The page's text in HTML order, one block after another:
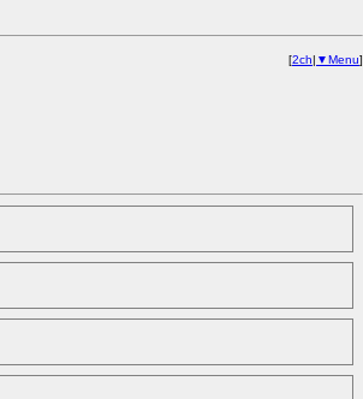
[2ch| ▼Menu]